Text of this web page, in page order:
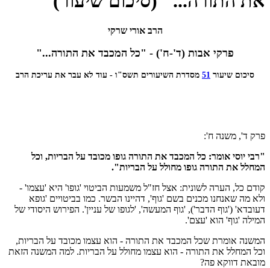
הרב אורי שרקי
פרקי אבות (ד'-ח') - "כל המכבד את התורה..."
סיכום שיעור 51 מסדרת השיעורים תשס"ו - עוד לא עבר את עריכת הרב
פרק ד', משנה ח':
"רבי יוסי אומר: כל המכבד את התורה גופו מכובד על הבריות, וכל
המחלל את התורה גופו מחולל על הבריות".
קודם כל, הערה לשונית: אצל חז"ל משמעות הביטוי 'גופו' היא 'עצמו' -
ולא מה שאנחנו מכנים בשם 'גוף', דהיינו הבשר. כמו בביטויים 'גופא
דעובדא' ('גוף הדבר'), 'גוף המעשה', 'לגופו של עניין'. הפירוש היסודי של
המילה 'גוף' הוא 'עצם'.
המשנה אומרת שכל המכבד את התורה - הוא עצמו מכובד על הבריות,
וכל המחלל את התורה - הוא עצמו מחולל על הבריות. למה המשנה הזאת
מובאת דווקא פה?